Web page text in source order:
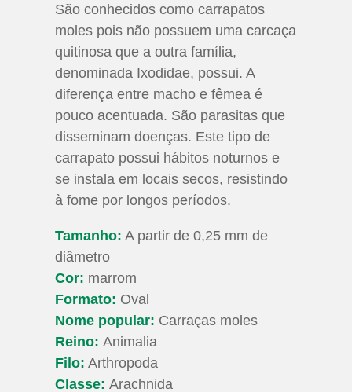
São conhecidos como carrapatos
moles pois não possuem uma carcaça
quitinosa que a outra família,
denominada Ixodidae, possui. A
diferença entre macho e fêmea é
pouco acentuada. São parasitas que
disseminam doenças. Este tipo de
carrapato possui hábitos noturnos e
se instala em locais secos, resistindo
à fome por longos períodos.
Tamanho: A partir de 0,25 mm de
diâmetro
Cor: marrom
Formato: Oval
Nome popular: Carraças moles
Reino: Animalia
Filo: Arthropoda
Classe: Arachnida